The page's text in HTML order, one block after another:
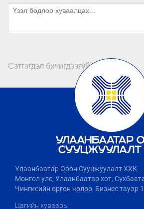
Сэтгэгдэл бичигдээгүй байна
Улаанбаатар Орон Сууцжуулалт ХХК
Монгол улс, Улаанбаатар хот,
Чингисийн өргөн чөлөө, Бизнес тауэр
Цагийн хуваарь: